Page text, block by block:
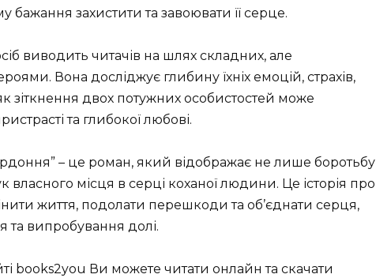
бажання захистити та завоювати її серце.
виводить читачів на шлях складних, але
Вона досліджує глибину їхніх емоцій, страхів,
зіткнення двох потужних особистостей може
та глибокої любові.
– це роман, який відображає не лише боротьбу
власного місця в серці коханої людини. Це історія про
життя, подолати перешкоди та об’єднати серця,
та випробування долі.
books2you Ви можете читати онлайн та скачати